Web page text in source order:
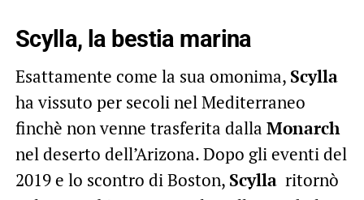
Scylla, la bestia marina
Esattamente come la sua omonima, Scylla
ha vissuto per secoli nel Mediterraneo
finchè non venne trasferita dalla Monarch
nel deserto dell’Arizona. Dopo gli eventi del
2019 e lo scontro di Boston, Scyllaritornò